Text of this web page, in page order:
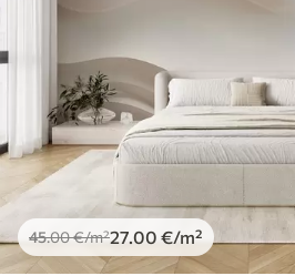
45.00€/m²27 .00 €/m²